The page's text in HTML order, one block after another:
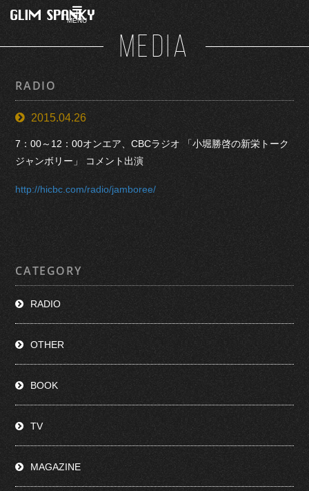
MENU
MEDIA
RADIO
2015.04.26
7：00～12：00オンエア、CBCラジオ 「小堀勝啓の新栄トーク
ジャンボリー」 コメント出演
http://hicbc.com/radio/jamboree/
CATEGORY
RADIO
OTHER
BOOK
TV
MAGAZINE